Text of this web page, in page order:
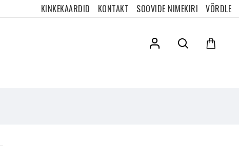
KINKEKAARDID KONTAKT SOOVIDE NIMEKIRI VÕRDLE